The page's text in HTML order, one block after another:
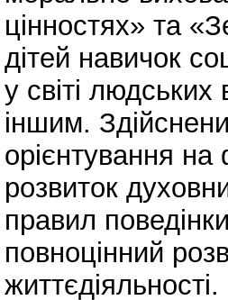
цінностях» та
дітей навичок
у світі людських
іншим.
орієнтування
розвиток
правил
повноцінний
життєдіяльності.